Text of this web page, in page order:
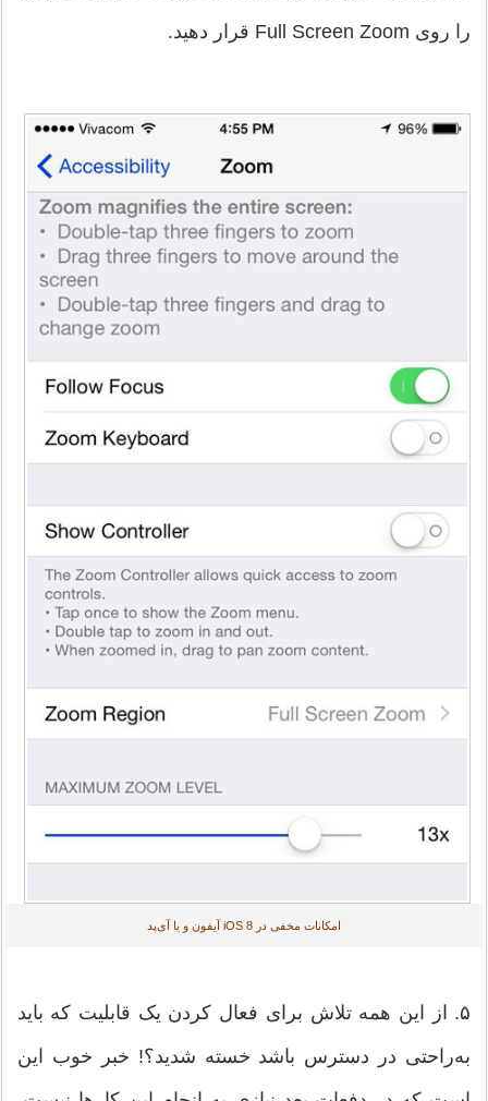
را روی Full Screen Zoom قرار دهید.
امکانات مخفی در iOS 8 آیفون و یا آی‌پد
۵. از این همه تلاش برای فعال کردن یک قابلیت که باید
به‌راحتی در دسترس باشد خسته شدید؟! خبر خوب این